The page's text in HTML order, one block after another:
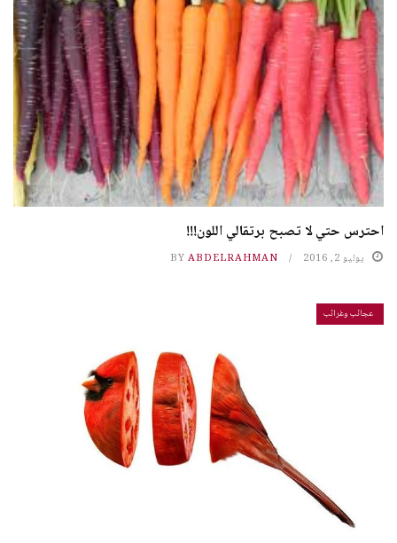
احترس حتي لا تصبح برتقالي اللون!!!
يوليو 2, 2016 BY ABDELRAHMAN
عجائب وغرائب